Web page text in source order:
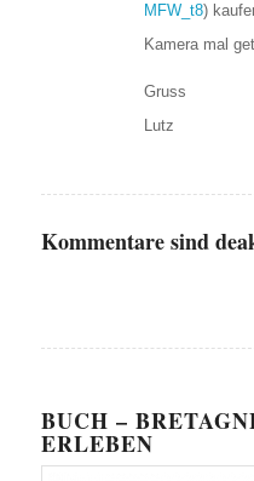
MFW_t8)
Kamera mal
Gruss
Lutz
Kommentare sind
BUCH –
ERLEBEN